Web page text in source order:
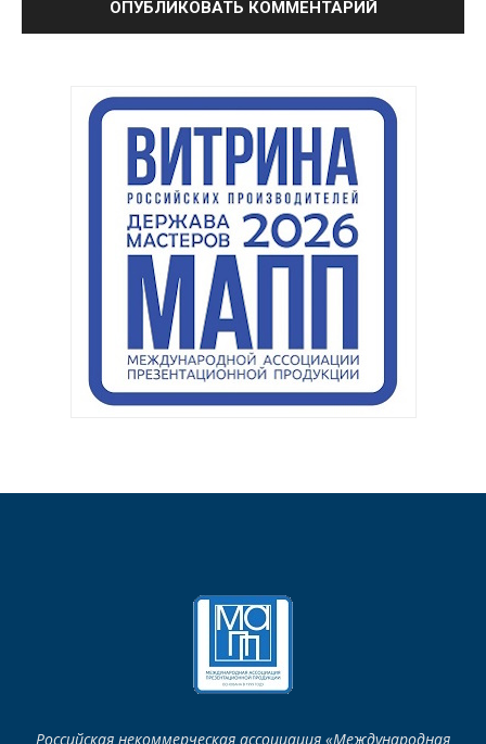
Российская некоммерческая ассоциация «Международная